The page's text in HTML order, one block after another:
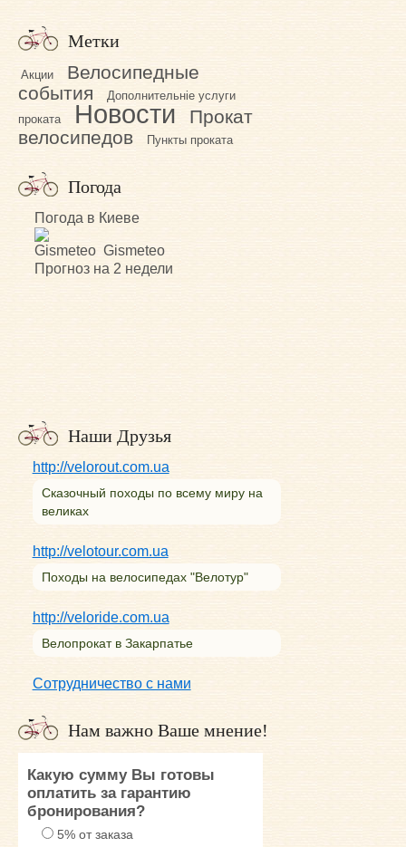
Метки
Акции
Велосипедные
события
Дополнительніе услуги
проката
Новости
Прокат
велосипедов
Пункты проката
Погода
Погода в Киеве
Gismeteo
Прогноз на 2 недели
Наши Друзья
http://velorout.com.ua
Сказочный походы по всему миру на
великах
http://velotour.com.ua
Походы на велосипедах "Велотур"
http://veloride.com.ua
Велопрокат в Закарпатье
Сотрудничество с нами
Нам важно Ваше мнение!
Какую сумму Вы готовы
оплатить за гарантию
бронирования?
5% от заказа